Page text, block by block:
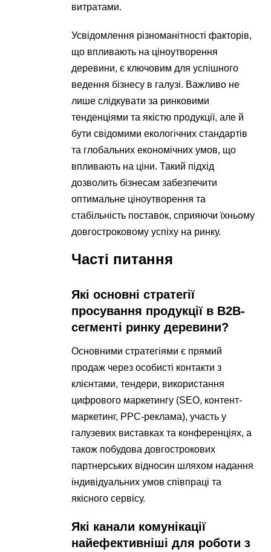
витратами.
Усвідомлення різноманітності факторів,
що впливають на ціноутворення
деревини, є ключовим для успішного
ведення бізнесу в галузі. Важливо не
лише слідкувати за ринковими
тенденціями та якістю продукції, але й
бути свідомими екологічних стандартів
та глобальних економічних умов, що
впливають на ціни. Такий підхід
дозволить бізнесам забезпечити
оптимальне ціноутворення та
стабільність поставок, сприяючи їхньому
довгостроковому успіху на ринку.
Часті питання
Які основні стратегії
просування продукції в B2B-
сегменті ринку деревини?
Основними стратегіями є прямий
продаж через особисті контакти з
клієнтами, тендери, використання
цифрового маркетингу (SEO, контент-
маркетинг, PPC-реклама), участь у
галузевих виставках та конференціях, а
також побудова довгострокових
партнерських відносин шляхом надання
індивідуальних умов співпраці та
якісного сервісу.
Які канали комунікації
найефективніші для роботи з